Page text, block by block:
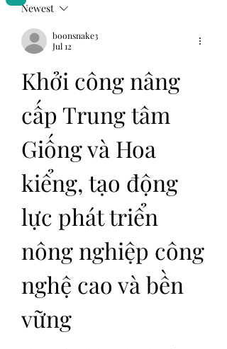
Newest
boonsnake3
Jul 12
Khởi công nâng
cấp Trung tâm
Giống và Hoa
kiểng, tạo động
lực phát triển
nông nghiệp công
nghệ cao và bền
vững